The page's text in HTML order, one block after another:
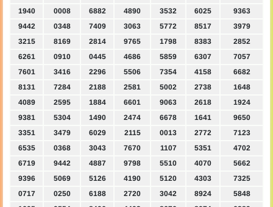
1940 0008 6882 4890 3532 6025
9363
9442
0348 7409 3063 5772 8517
3979
3215
8169 2814 9765 1798 8383
2852
6261
0910 0445 4686 5859 6307
7057
7601
3416 2296 5506 7354 4158
6682
8131
7284 2188 2581 5002 2738
1648
4089
2595 1884 6601 9063 2618
1924
9381
5304 1490 2474 6678 1641
9650
3351
3479 6029 2115 0013 2772
7123
6535
0368 3043 7670 1107 5351
4702
6719
9442 4887 9798 5510 4070
5662
9396
5069 5126 4190 5120 4303
7325
0717
0250 6188 2720 3042 8924
5848